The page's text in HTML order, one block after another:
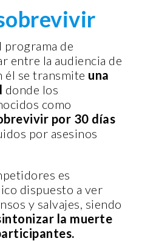
programa de
entre la audiencia de
él se transmite una
donde los
como
por 30 días
por asesinos
es
dispuesto a ver
y salvajes, siendo
la muerte